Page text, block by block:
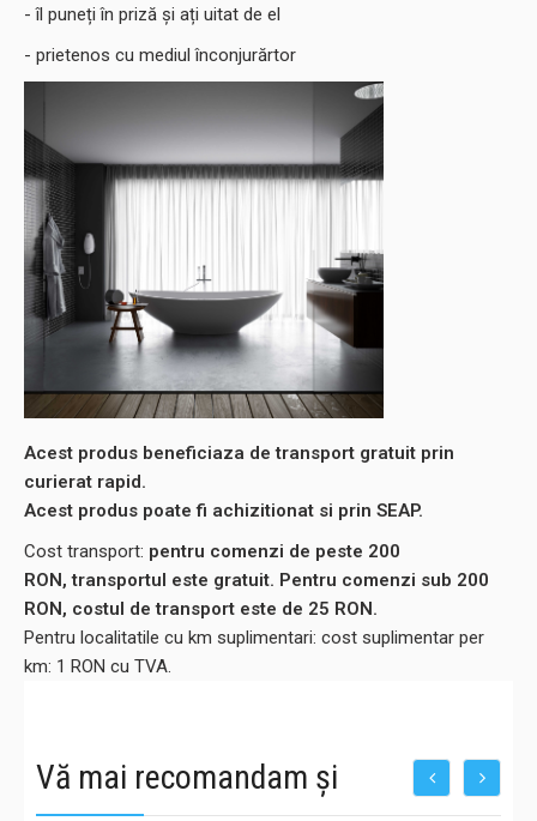
- îl puneți în priză și ați uitat de el
- prietenos cu mediul înconjurărtor
Acest produs beneficiaza de transport gratuit prin
curierat rapid.
Acest produs poate fi achizitionat si prin SEAP.
Cost transport: pentru comenzi de peste 200
RON, transportul este gratuit. Pentru comenzi sub 200
RON, costul de transport este de 25 RON.
Pentru localitatile cu km suplimentari: cost suplimentar per
km: 1 RON cu TVA.
Vă mai recomandam și